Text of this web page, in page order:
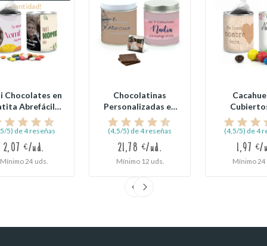
cantidad!
Chocolates en
Abrefácil
Comunión
5) de 4 reseñas
2,07 €/ud.
Mínimo 24 uds.
Chocolatinas
Personalizadas en
Lata para
Comunión
(4,5/5) de 4 reseñas
21,78 €/ud.
Mínimo 12 uds.
(4,5/5) de 4
1,97 €/
Mínimo 24